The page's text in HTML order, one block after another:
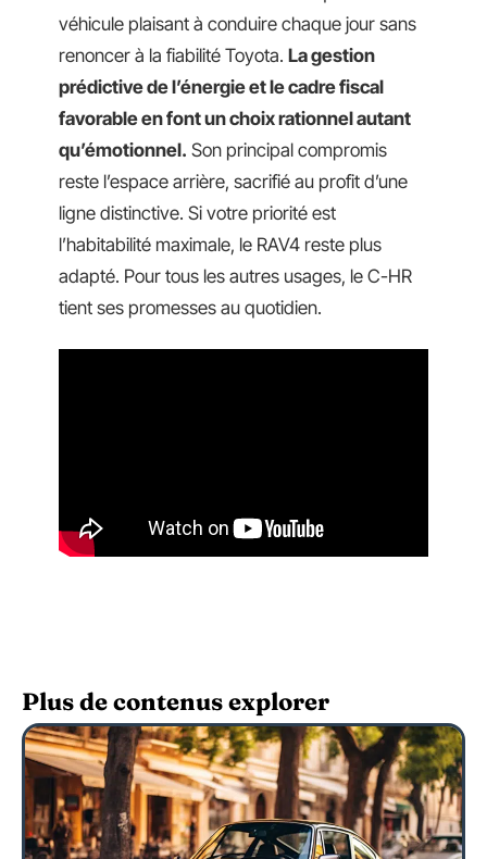
véhicule plaisant à conduire chaque jour sans
renoncer à la fiabilité Toyota. La gestion
prédictive de l’énergie et le cadre fiscal
favorable en font un choix rationnel autant
qu’émotionnel. Son principal compromis
reste l’espace arrière, sacrifié au profit d’une
ligne distinctive. Si votre priorité est
l’habitabilité maximale, le RAV4 reste plus
adapté. Pour tous les autres usages, le C-HR
tient ses promesses au quotidien.
Plus de contenus explorer